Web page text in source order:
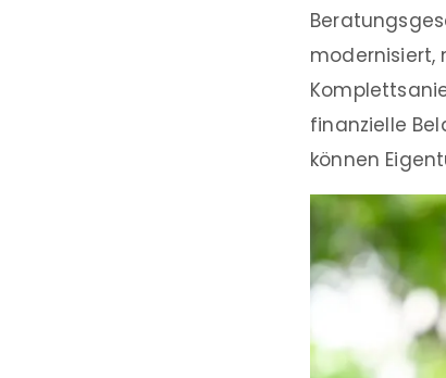
modernisiert,
finanzielle
können